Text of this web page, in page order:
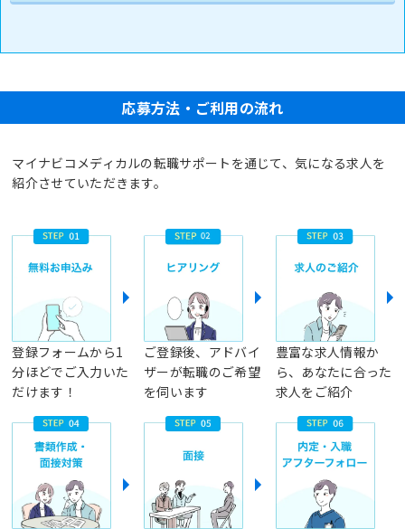
応募方法・ご利用の流れ
マイナビコメディカルの転職サポートを通じて、気になる求人を
紹介させていただきます。
登録フォームから1
分ほどでご入力いた
だけます！
ご登録後、アドバイ
ザーが転職のご希望
を伺います
豊富な求人情報か
ら、あなたに合った
求人をご紹介